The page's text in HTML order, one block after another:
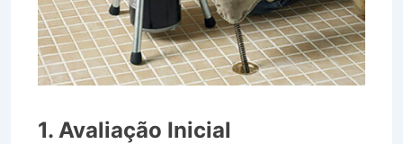
1. Avaliação Inicial